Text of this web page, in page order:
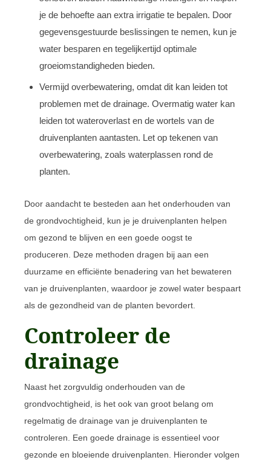
je de behoefte aan extra irrigatie te bepalen. Door
gegevensgestuurde beslissingen te nemen, kun je
water besparen en tegelijkertijd optimale
groeiomstandigheden bieden.
Vermijd overbewatering, omdat dit kan leiden tot
problemen met de drainage. Overmatig water kan
leiden tot wateroverlast en de wortels van de
druivenplanten aantasten. Let op tekenen van
overbewatering, zoals waterplassen rond de
planten.
Door aandacht te besteden aan het onderhouden van
de grondvochtigheid, kun je je druivenplanten helpen
om gezond te blijven en een goede oogst te
produceren. Deze methoden dragen bij aan een
duurzame en efficiënte benadering van het bewateren
van je druivenplanten, waardoor je zowel water bespaart
als de gezondheid van de planten bevordert.
Controleer de
drainage
Naast het zorgvuldig onderhouden van de
grondvochtigheid, is het ook van groot belang om
regelmatig de drainage van je druivenplanten te
controleren. Een goede drainage is essentieel voor
gezonde en bloeiende druivenplanten. Hieronder volgen